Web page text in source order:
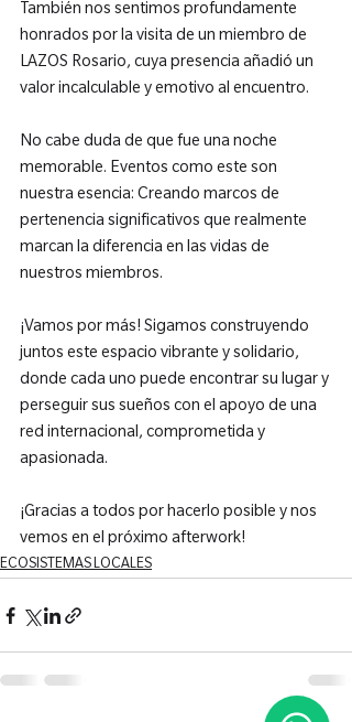
También nos sentimos profundamente
honrados por la visita de un miembro de
LAZOS Rosario, cuya presencia añadió un
valor incalculable y emotivo al encuentro.
No cabe duda de que fue una noche
memorable. Eventos como este son
nuestra esencia: Creando marcos de
pertenencia significativos que realmente
marcan la diferencia en las vidas de
nuestros miembros.
¡Vamos por más! Sigamos construyendo
juntos este espacio vibrante y solidario,
donde cada uno puede encontrar su lugar y
perseguir sus sueños con el apoyo de una
red internacional, comprometida y
apasionada.
¡Gracias a todos por hacerlo posible y nos
vemos en el próximo afterwork!
ECOSISTEMAS LOCALES